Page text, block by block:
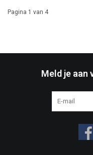
Pagina 1 van 4
Meld je aan